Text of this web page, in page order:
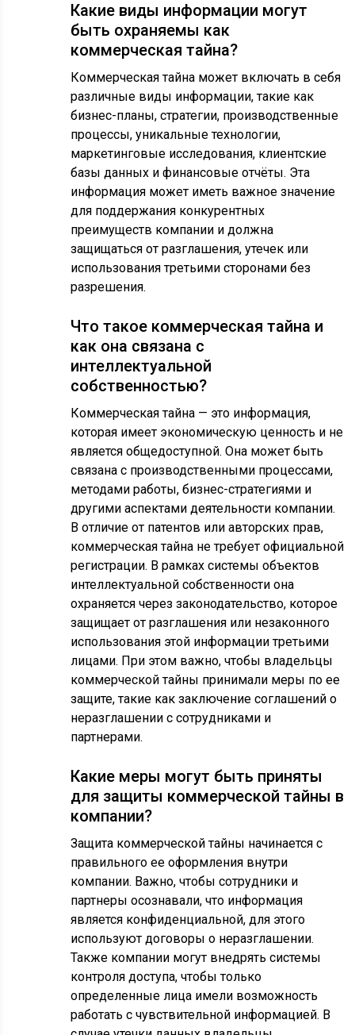
Какие виды информации могут
быть охраняемы как
коммерческая тайна?
Коммерческая тайна может включать в себя
различные виды информации, такие как
бизнес-планы, стратегии, производственные
процессы, уникальные технологии,
маркетинговые исследования, клиентские
базы данных и финансовые отчёты. Эта
информация может иметь важное значение
для поддержания конкурентных
преимуществ компании и должна
защищаться от разглашения, утечек или
использования третьими сторонами без
разрешения.
Что такое коммерческая тайна и
как она связана с
интеллектуальной
собственностью?
Коммерческая тайна — это информация,
которая имеет экономическую ценность и не
является общедоступной. Она может быть
связана с производственными процессами,
методами работы, бизнес-стратегиями и
другими аспектами деятельности компании.
В отличие от патентов или авторских прав,
коммерческая тайна не требует официальной
регистрации. В рамках системы объектов
интеллектуальной собственности она
охраняется через законодательство, которое
защищает от разглашения или незаконного
использования этой информации третьими
лицами. При этом важно, чтобы владельцы
коммерческой тайны принимали меры по ее
защите, такие как заключение соглашений о
неразглашении с сотрудниками и
партнерами.
Какие меры могут быть приняты
для защиты коммерческой тайны в
компании?
Защита коммерческой тайны начинается с
правильного ее оформления внутри
компании. Важно, чтобы сотрудники и
партнеры осознавали, что информация
является конфиденциальной, для этого
используют договоры о неразглашении.
Также компании могут внедрять системы
контроля доступа, чтобы только
определенные лица имели возможность
работать с чувствительной информацией. В